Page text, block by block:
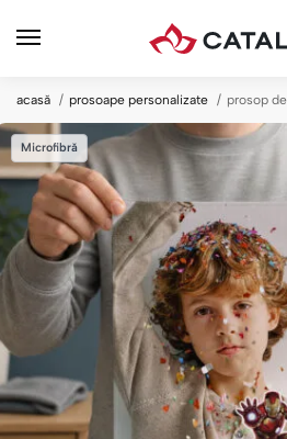
acasă prosoape personalizate prosop
Microfibră